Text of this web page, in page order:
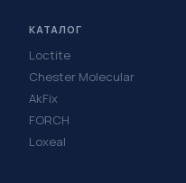
КАТАЛОГ
Loctite
Chester Molecular
AkFix
FORCH
Loxeal